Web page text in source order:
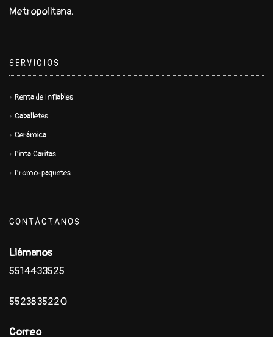
Metropolitana.
SERVICIOS
Renta de Inflables
Caballetes
Cerámica
Pinta Caritas
Promo-paquetes
CONTÁCTANOS
Llámanos
5514433525
5523835220
Correo